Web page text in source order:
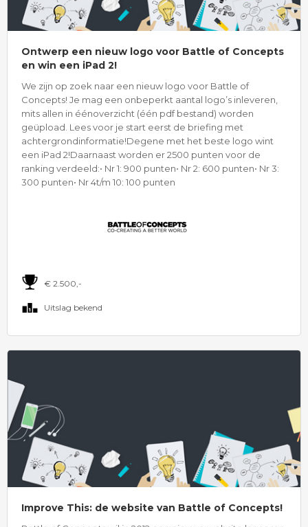
Ontwerp een nieuw logo voor Battle of Concepts
en win een iPad 2!
We zijn op zoek naar een nieuw logo voor Battle of
Concepts! Je mag een onbeperkt aantal logo’s inleveren,
mits allen in éénoverzicht (één pdf bestand) worden
geüpload. Lees voor je start eerst de briefing met
achtergrondinformatie!Degene met het beste logo wint
een iPad 2!Daarnaast worden er 2500 punten voor de
ranking verdeeld:• Nr 1: 900 punten• Nr 2: 600 punten• Nr 3:
300 punten• Nr 4t/m 10: 100 punten
€ 2.500,-
Uitslag bekend
Improve This: de website van Battle of Concepts!